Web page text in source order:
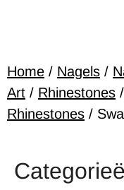
Home / Nagels /
Art / Rhinestones /
Rhinestones /